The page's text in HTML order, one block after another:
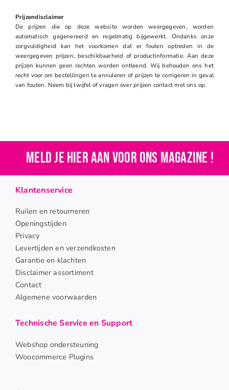
Prijzendisclaimer
De prijzen die op deze website worden weergegeven, worden
automatisch gegenereerd en regelmatig bijgewerkt. Ondanks onze
zorgvuldigheid kan het voorkomen dat er fouten optreden in de
weergegeven prijzen, beschikbaarheid of productinformatie. Aan deze
prijzen kunnen geen rechten worden ontleend. Wij behouden ons het
recht voor om bestellingen te annuleren of prijzen te corrigeren in geval
van fouten. Neem bij twijfel of vragen over prijzen contact met ons op.
Meld je hier aan voor ons magazine !
Klantenservice
Ruilen en retourneren
Openingstijden
Privacy
Levertijden en verzendkosten
Garantie en klachten
Disclaimer assortiment
Contact
Algemene voorwaarden
Technische Service en Support
Webshop ondersteuning
Woocommerce Plugins